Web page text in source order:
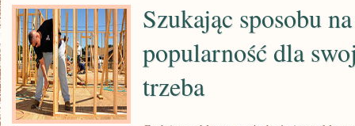
Szukając sposobu
popularność dla
trzeba